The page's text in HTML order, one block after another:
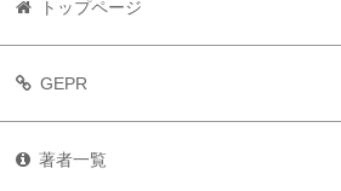
トップページ
GEPR
著者一覧